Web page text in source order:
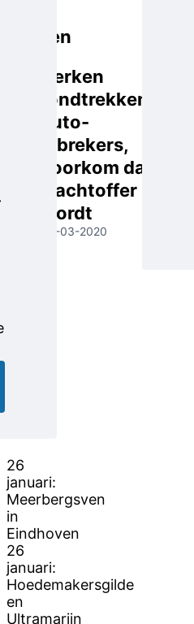
Herken
rondtrekkende
auto-
inbrekers,
voorkom dat u
slachtoffer
wordt
03-03-2020
de
26
januari:
Meerbergsven
in
Eindhoven
26
januari:
Hoedemakersgilde
en
Ultramarijn